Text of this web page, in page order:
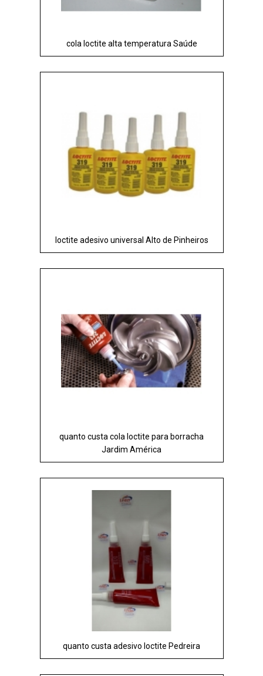
cola loctite alta temperatura Saúde
loctite adesivo universal Alto de Pinheiros
quanto custa cola loctite para borracha
Jardim América
quanto custa adesivo loctite Pedreira